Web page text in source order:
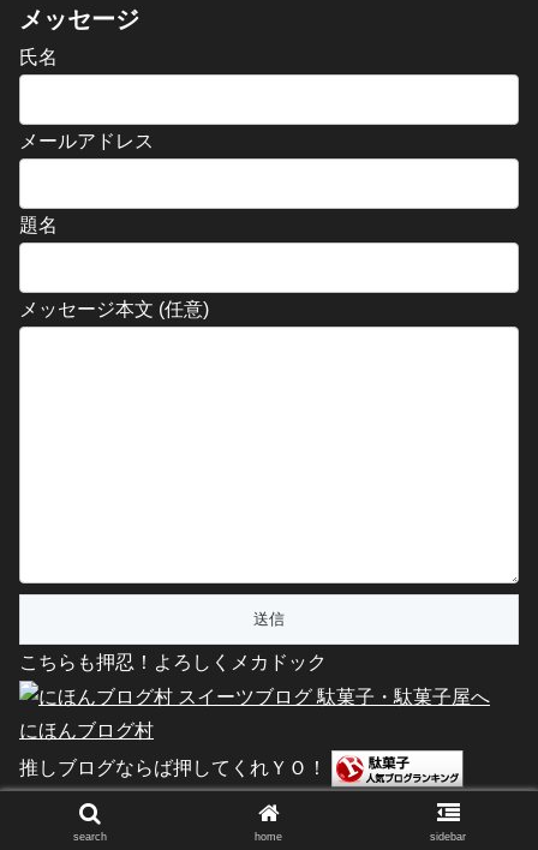
メッセージ
氏名
メールアドレス
題名
メッセージ本文 (任意)
こちらも押忍！よろしくメカドック
にほんブログ村
推しブログならば押してくれＹＯ！
駄菓子 ブログランキングへ
search home sidebar